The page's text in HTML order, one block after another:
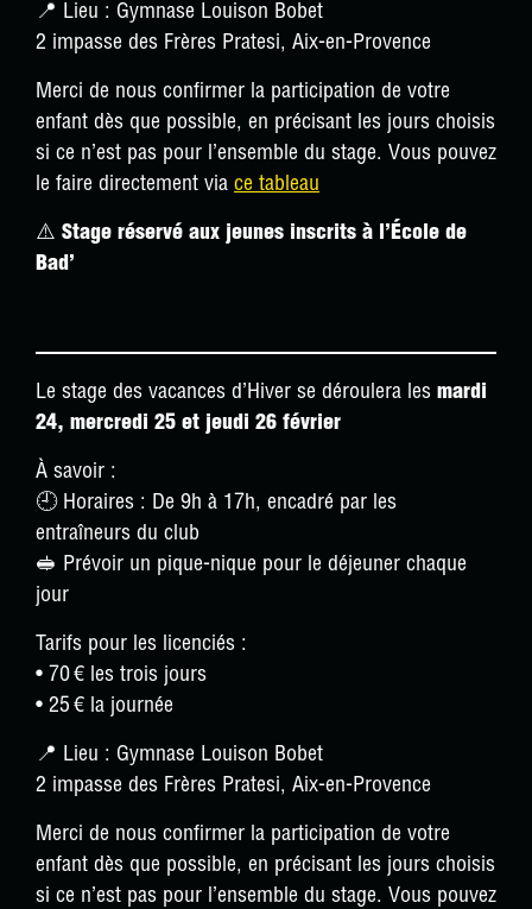
📍 Lieu : Gymnase Louison Bobet
2 impasse des Frères Pratesi, Aix-en-Provence
Merci de nous confirmer la participation de votre
enfant dès que possible, en précisant les jours choisis
si ce n’est pas pour l’ensemble du stage. Vous pouvez
le faire directement via ce tableau
⚠️ Stage réservé aux jeunes inscrits à l’École de
Bad’
Le stage des vacances d’Hiver se déroulera les mardi
24, mercredi 25 et jeudi 26 février
À savoir :
🕘 Horaires : De 9h à 17h, encadré par les
entraîneurs du club
🥪 Prévoir un pique-nique pour le déjeuner chaque
jour
Tarifs pour les licenciés :
• 70 € les trois jours
• 25 € la journée
📍 Lieu : Gymnase Louison Bobet
2 impasse des Frères Pratesi, Aix-en-Provence
Merci de nous confirmer la participation de votre
enfant dès que possible, en précisant les jours choisis
si ce n’est pas pour l’ensemble du stage. Vous pouvez